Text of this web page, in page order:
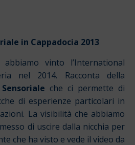
in Cappadocia 2013
vinto l’International
nel 2014. Racconta della
che ci permette di
di esperienze particolari in
La visibilità che abbiamo
di uscire dalla nicchia per
che ha visto e vede il video da